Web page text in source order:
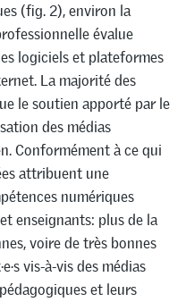
(fig. 2), environ la
évalue
logiciels et plateformes
La majorité des
le soutien apporté par le
des médias
Conformément à ce qui
attribuent une
numériques
enseignants: plus de la
voire de très bonnes
vis-à-vis des médias
et leurs